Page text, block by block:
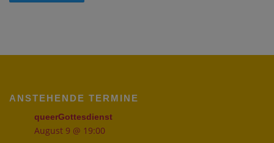
ANSTEHENDE TERMINE
queerGottesdienst
August 9 @ 19:00